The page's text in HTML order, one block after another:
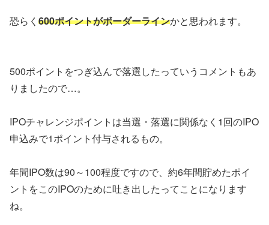
恐らく 600ポイントがボーダーラインかと思われます。
500ポイントをつぎ込んで落選したっていうコメントもあ
りましたので…。
IPOチャレンジポイントは当選・落選に関係なく1回のIPO
申込みで1ポイント付与されるもの。
年間IPO数は90～100程度ですので、約6年間貯めたポイ
ントをこのIPOのために吐き出したってことになります
ね。